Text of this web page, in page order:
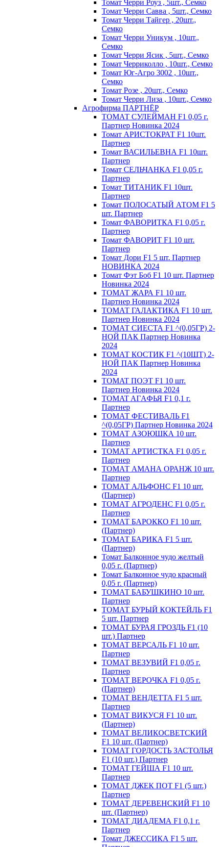
Томат Черри Роуз , 5шт., Семко
Томат Черри Савва , 5шт., Семко
Томат Черри Тайгер , 20шт.,
Семко
Томат Черри Уникум , 10шт.,
Семко
Томат Черри Ясик , 5шт., Семко
Томат Черриколло , 10шт., Семко
Томат Юг-Агро 3002 , 10шт.,
Семко
Томат Розе , 20шт., Семко
Томат Черри Лиза , 10шт., Семко
Агрофирма ПАРТНЁР
ТОМАТ СУЛЕЙМАН F1 0,05 г.
Партнер Новинка 2024
Томат АРИСТОКРАТ F1 10шт.
Партнер
Томат ВАСИЛЬЕВНА F1 10шт.
Партнер
Томат СЕЛЬЧАНКА F1 0,05 г.
Партнер
Томат ТИТАНИК F1 10шт.
Партнер
Томат ПОЛОСАТЫЙ АТОМ F1 5
шт. Партнер
Томат ФАВОРИТКА F1 0,05 г.
Партнер
Томат ФАВОРИТ F1 10 шт.
Партнер
Томат Дори F1 5 шт. Партнер
НОВИНКА 2024
Томат Фэт Боб F1 10 шт. Партнер
Новинка 2024
ТОМАТ ЖАРА F1 10 шт.
Партнер Новинка 2024
ТОМАТ ГАЛАКТИКА F1 10 шт.
Партнер Новинка 2024
ТОМАТ СИЕСТА F1 ^(0,05ГР) 2-
НОЙ ПАК Партнер Новинка
2024
ТОМАТ КОСТИК F1 ^(10ШТ) 2-
НОЙ ПАК Партнер Новинка
2024
TOMAT ПOЭT F1 10 шт.
Пapтнeр Новинка 2024
TOMAT AГAФЬЯ F1 0,1 г.
Пapтнep
ТОМАТ ФЕСТИВАЛЬ F1
^(0,05ГР) Партнер Новинка 2024
ТОМАТ АЗОЮШКА 10 шт.
Партнер
ТОМАТ АРТИСТКА F1 0,05 г.
Партнер
ТОМАТ АМАНА ОРАНЖ 10 шт.
Партнер
ТОМАТ АЛЬФОНС F1 10 шт.
(Партнер)
ТОМАТ АГРОДЕНС F1 0,05 г.
Партнер
ТОМАТ БАРОККО F1 10 шт.
(Партнер)
ТОМАТ БАРИКА F1 5 шт.
(Партнер)
Томат Балконное чудо желтый
0,05 г. (Партнер)
Томат Балконное чудо красный
0,05 г. (Партнер)
ТОМАТ БАБУШКИНО 10 шт.
Партнер
ТОМАТ БУРЫЙ КОКТЕЙЛЬ F1
5 шт. Партнер
ТОМАТ БУРАЯ ГРОЗДЬ F1 (10
шт.) Партнер
ТОМАТ ВЕРСАЛЬ F1 10 шт.
Партнер
ТОМАТ ВЕЗУВИЙ F1 0,05 г.
Партнер
ТОМАТ ВЕРОЧКА F1 0,05 г.
(Партнер)
ТОМАТ ВЕНДЕТТА F1 5 шт.
Партнер
ТОМАТ ВИКУСЯ F1 10 шт.
(Партнер)
ТОМАТ ВЕЛИКОСВЕТСКИЙ
F1 10 шт. (Партнер)
ТОМАТ ГОРДОСТЬ ЗАСТОЛЬЯ
F1 (10 шт.) Партнер
ТОМАТ ГЕЙША F1 10 шт.
Партнер
ТОМАТ ДЖЕК ПОТ F1 (5 шт.)
Партнер
ТОМАТ ДЕРЕВЕНСКИЙ F1 10
шт. (Партнер)
ТОМАТ ДИАДЕМА F1 0,1 г.
Партнер
Томат ДЖЕССИКА F1 5 шт.